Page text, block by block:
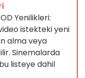
Yenilikleri:
istekteki yeni
alma veya
Sinemalarda
listeye dahil